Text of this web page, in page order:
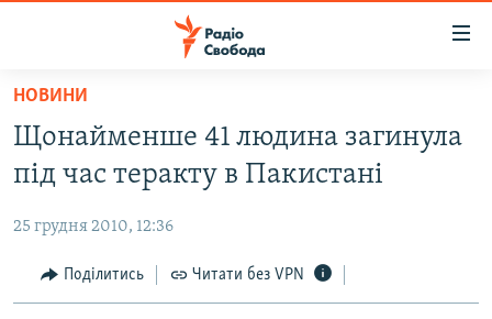
Перейти
основного
матеріалу
до
навігації
Перейти
ВСЕ ЗА ДОБУ
ПОЛІТИКА
ЕКОНОМІКА
ВІЙНА
РОСІЙСЬКА «ФІЛЬТРАЦІЯ»
НОВИНИ
Щонайменше 41 людина загинула
під час теракту в Пакистані
25 грудня 2010, 12:36
Поділитись Читати без VPN